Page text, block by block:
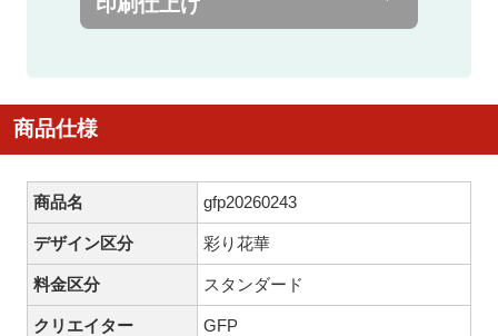
商品仕様
商品名 gfp20260243
デザイン区分 彩り花華
料金区分 スタンダード
クリエイター GFP